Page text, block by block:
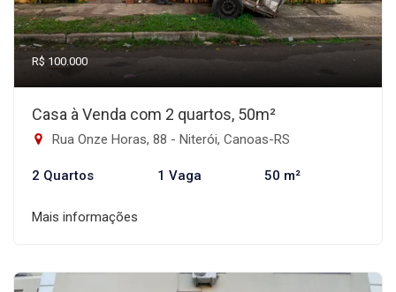
R$ 100.000
Casa à Venda com 2 quartos, 50m²
Rua Onze Horas, 88 - Niterói, Canoas-RS
2 Quartos 1 Vaga 50 m²
Mais informações